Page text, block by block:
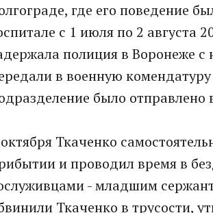
где его поведение
с 1 июля по 2 августа
полиция в Воронеже с
в военную
было
Ткаченко
и проводил время в
- младшим
Ткаченко в трусости,